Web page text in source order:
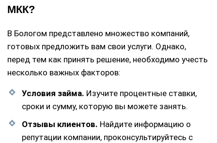
МКК?
В Бологом представлено множество компаний,
готовых предложить вам свои услуги. Однако,
перед тем как принять решение, необходимо учесть
несколько важных факторов:
Условия займа. Изучите процентные ставки,
сроки и сумму, которую вы можете занять.
Отзывы клиентов. Найдите информацию о
репутации компании, проконсультируйтесь с